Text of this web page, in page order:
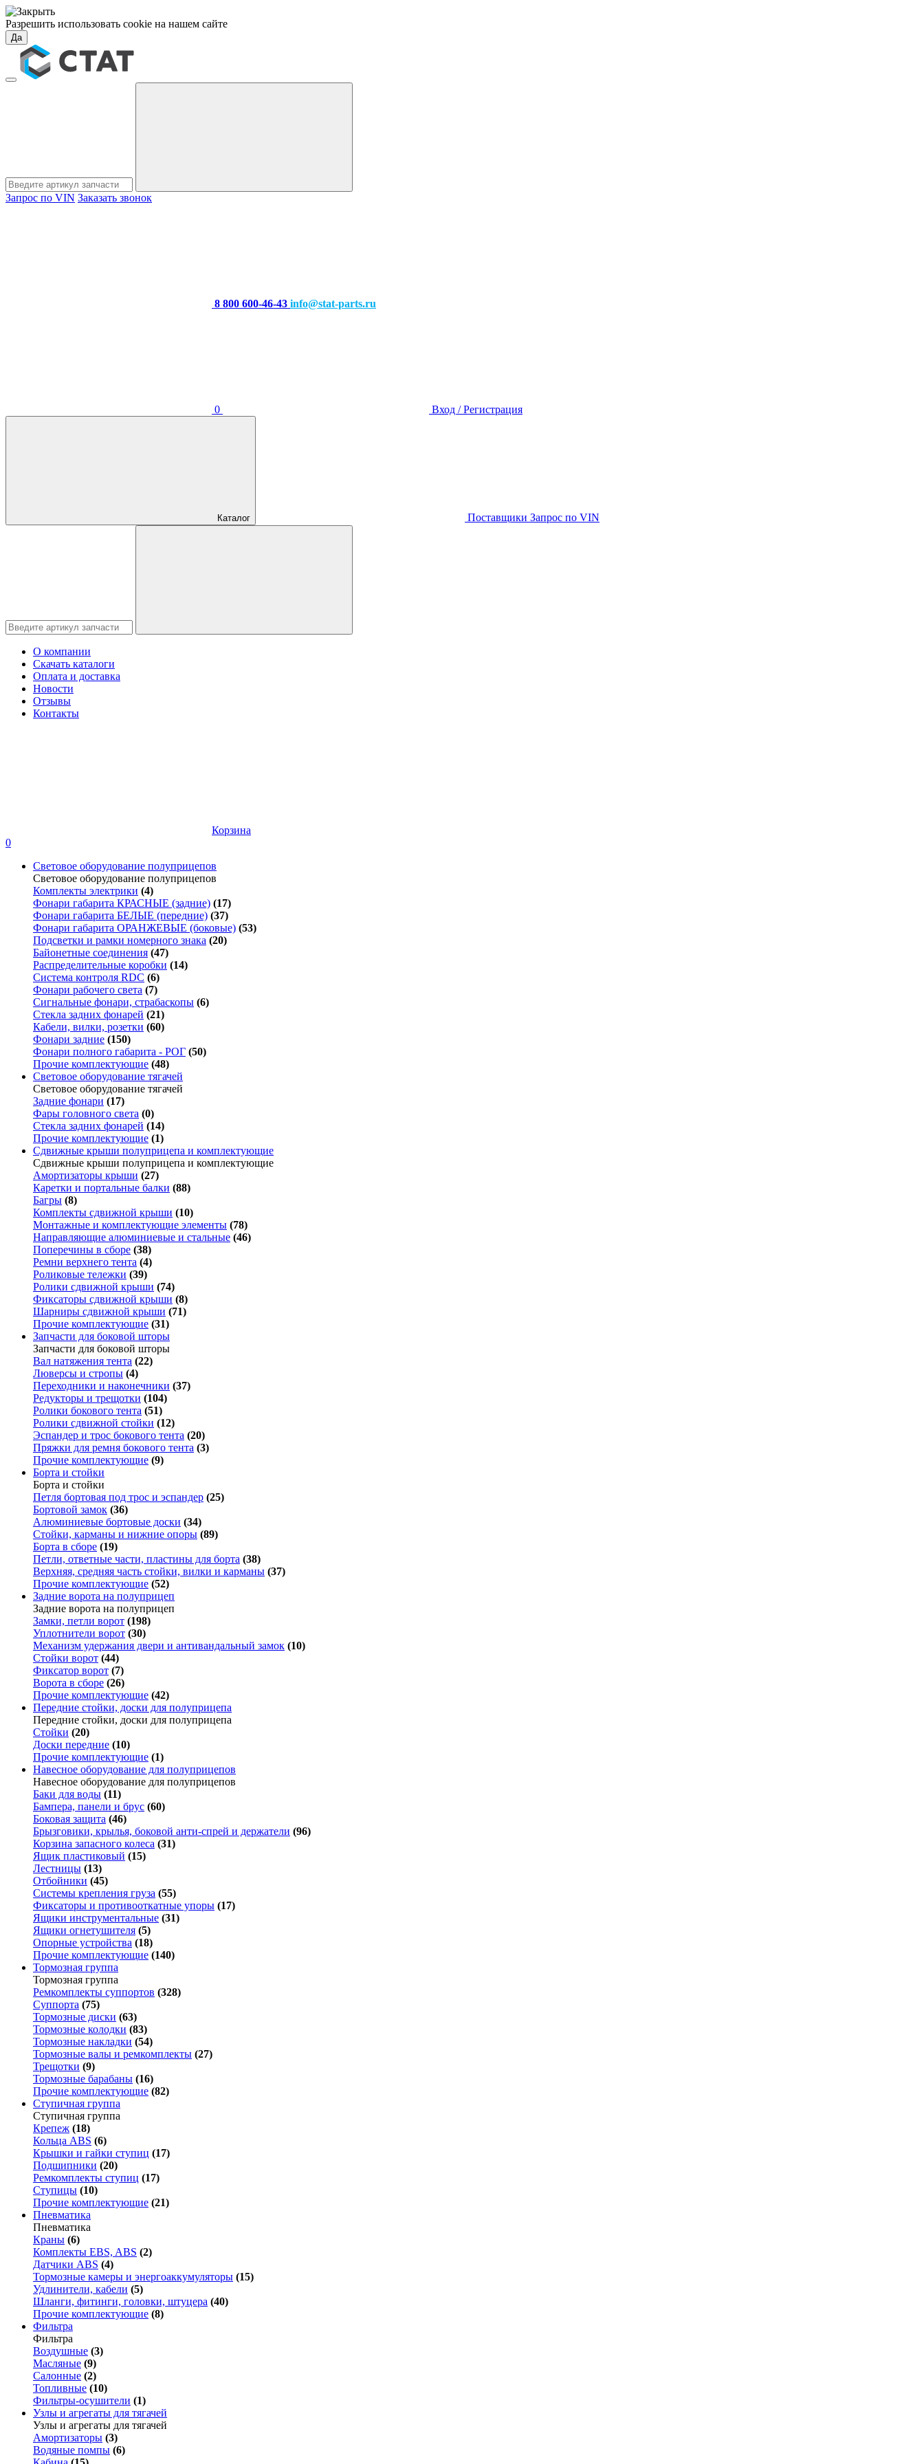
Разрешить использовать cookie на нашем сайте
Да
Запрос по VIN Заказать звонок
8 800 600-46-43 info@stat-parts.ru
0 Вход / Регистрация
Каталог Поставщики Запрос по VIN
О компании
Скачать каталоги
Оплата и доставка
Новости
Отзывы
Контакты
Корзина
0
Световое оборудование полуприцепов
Световое оборудование полуприцепов
Комплекты электрики (4)
Фонари габарита КРАСНЫЕ (задние) (17)
Фонари габарита БЕЛЫЕ (передние) (37)
Фонари габарита ОРАНЖЕВЫЕ (боковые) (53)
Подсветки и рамки номерного знака (20)
Байонетные соединения (47)
Распределительные коробки (14)
Система контроля RDC (6)
Фонари рабочего света (7)
Сигнальные фонари, страбаскопы (6)
Стекла задних фонарей (21)
Кабели, вилки, розетки (60)
Фонари задние (150)
Фонари полного габарита - РОГ (50)
Прочие комплектующие (48)
Световое оборудование тягачей
Световое оборудование тягачей
Задние фонари (17)
Фары головного света (0)
Стекла задних фонарей (14)
Прочие комплектующие (1)
Сдвижные крыши полуприцепа и комплектующие
Сдвижные крыши полуприцепа и комплектующие
Амортизаторы крыши (27)
Каретки и портальные балки (88)
Багры (8)
Комплекты сдвижной крыши (10)
Монтажные и комплектующие элементы (78)
Направляющие алюминиевые и стальные (46)
Поперечины в сборе (38)
Ремни верхнего тента (4)
Роликовые тележки (39)
Ролики сдвижной крыши (74)
Фиксаторы сдвижной крыши (8)
Шарниры сдвижной крыши (71)
Прочие комплектующие (31)
Запчасти для боковой шторы
Запчасти для боковой шторы
Вал натяжения тента (22)
Люверсы и стропы (4)
Переходники и наконечники (37)
Редукторы и трещотки (104)
Ролики бокового тента (51)
Ролики сдвижной стойки (12)
Эспандер и трос бокового тента (20)
Пряжки для ремня бокового тента (3)
Прочие комплектующие (9)
Борта и стойки
Борта и стойки
Петля бортовая под трос и эспандер (25)
Бортовой замок (36)
Алюминиевые бортовые доски (34)
Стойки, карманы и нижние опоры (89)
Борта в сборе (19)
Петли, ответные части, пластины для борта (38)
Верхняя, средняя часть стойки, вилки и карманы (37)
Прочие комплектующие (52)
Задние ворота на полуприцеп
Задние ворота на полуприцеп
Замки, петли ворот (198)
Уплотнители ворот (30)
Механизм удержания двери и антивандальный замок (10)
Стойки ворот (44)
Фиксатор ворот (7)
Ворота в сборе (26)
Прочие комплектующие (42)
Передние стойки, доски для полуприцепа
Передние стойки, доски для полуприцепа
Стойки (20)
Доски передние (10)
Прочие комплектующие (1)
Навесное оборудование для полуприцепов
Навесное оборудование для полуприцепов
Баки для воды (11)
Бампера, панели и брус (60)
Боковая защита (46)
Брызговики, крылья, боковой анти-спрей и держатели (96)
Корзина запасного колеса (31)
Ящик пластиковый (15)
Лестницы (13)
Отбойники (45)
Системы крепления груза (55)
Фиксаторы и противооткатные упоры (17)
Ящики инструментальные (31)
Ящики огнетушителя (5)
Опорные устройства (18)
Прочие комплектующие (140)
Тормозная группа
Тормозная группа
Ремкомплекты суппортов (328)
Суппорта (75)
Тормозные диски (63)
Тормозные колодки (83)
Тормозные накладки (54)
Тормозные валы и ремкомплекты (27)
Трещотки (9)
Тормозные барабаны (16)
Прочие комплектующие (82)
Ступичная группа
Ступичная группа
Крепеж (18)
Кольца ABS (6)
Крышки и гайки ступиц (17)
Подшипники (20)
Ремкомплекты ступиц (17)
Ступицы (10)
Прочие комплектующие (21)
Пневматика
Пневматика
Краны (6)
Комплекты EBS, ABS (2)
Датчики ABS (4)
Тормозные камеры и энергоаккумуляторы (15)
Удлинители, кабели (5)
Шланги, фитинги, головки, штуцера (40)
Прочие комплектующие (8)
Фильтра
Фильтра
Воздушные (3)
Масляные (9)
Салонные (2)
Топливные (10)
Фильтры-осушители (1)
Узлы и агрегаты для тягачей
Узлы и агрегаты для тягачей
Амортизаторы (3)
Водяные помпы (6)